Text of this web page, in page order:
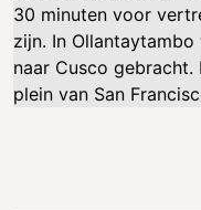
30 minuten voor
zijn. In
naar Cusco
plein van San